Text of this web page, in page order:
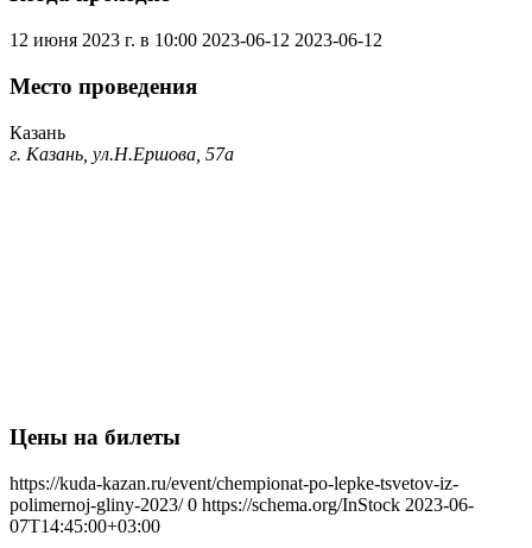
12 июня 2023 г. в 10:00 2023-06-12 2023-06-12
Место проведения
Казань
г. Казань, ул.Н.Ершова, 57а
Цены на билеты
https://kuda-kazan.ru/event/chempionat-po-lepke-tsvetov-iz-
polimernoj-gliny-2023/ 0 https://schema.org/InStock 2023-06-
07T14:45:00+03:00